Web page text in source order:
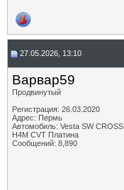
27.05.2026, 13:10
Варвар59
Продвинутый
Регистрация: 26.03.2020
Адрес: Пермь
Автомобиль: Vesta SW CROSS
H4M CVT Платина
Сообщений: 8,890